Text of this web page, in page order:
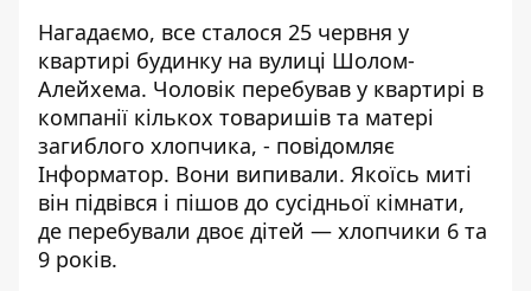
Нагадаємо, все сталося 25 червня у
квартирі будинку на вулиці Шолом-
Алейхема. Чоловік перебував у квартирі в
компанії кількох товаришів та матері
загиблого хлопчика, - повідомляє
Інформатор. Вони випивали. Якоїсь миті
він підвівся і пішов до сусідньої кімнати,
де перебували двоє дітей — хлопчики 6 та
9 років.